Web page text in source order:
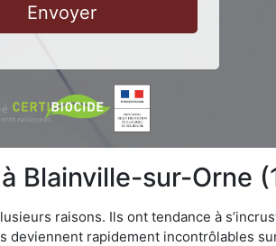
Envoyer
Blainville-sur-Orne
raisons. Ils ont tendance à
deviennent rapidement incontrôlables